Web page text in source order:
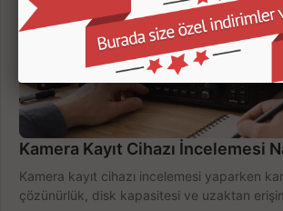
Kamera Kayıt Cihazı İncelemesi
Kamera kayıt cihazı incelemesi yaparken
çözünürlük, disk kapasitesi ve uzaktan